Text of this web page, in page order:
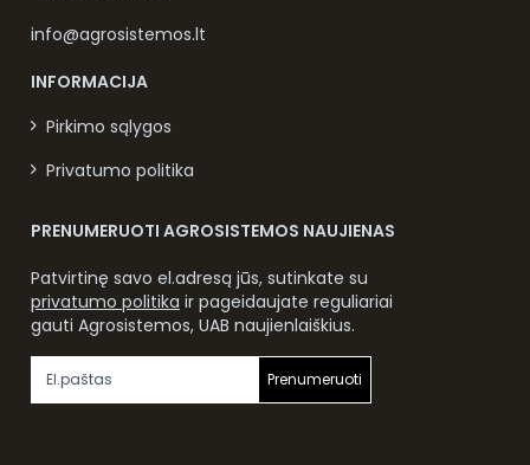
info@agrosistemos.lt
INFORMACIJA
Pirkimo sąlygos
Privatumo politika
PRENUMERUOTI AGROSISTEMOS NAUJIENAS
Patvirtinę savo el.adresą jūs, sutinkate su
privatumo politika ir pageidaujate reguliariai
gauti Agrosistemos, UAB naujienlaiškius.
Prenumeruoti